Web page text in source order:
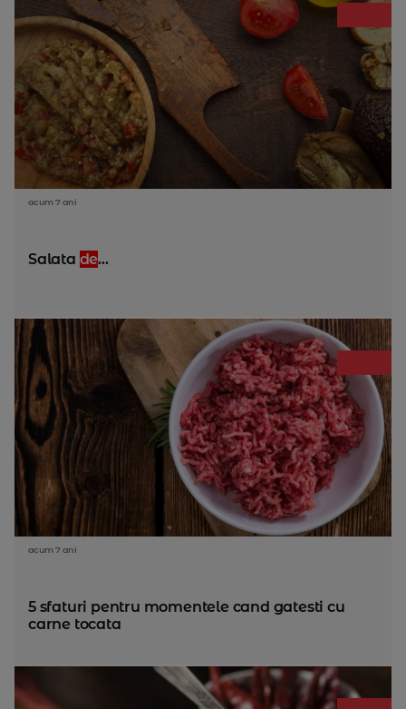
acum 7 ani
Salata de...
acum 7 ani
5 sfaturi pentru momentele cand gatesti cu
carne tocata